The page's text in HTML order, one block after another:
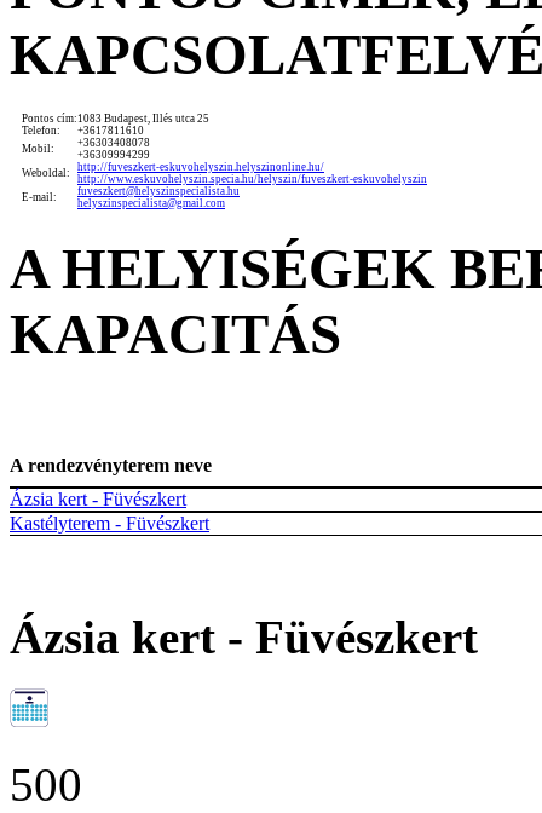
Pontos cím: 1083 Budapest, Illés utca 25
Telefon:
+3617811610
Mobil:
+36303408078
+36309994299
Weboldal:
http://fuveszkert-eskuvohelyszin.helyszinonline.hu/
http://www.eskuvohelyszin.specia.hu/helyszin/fuveszkert-eskuvohelyszin
E-mail:
fuveszkert@helyszinspecialista.hu
helyszinspecialista@gmail.com
A HELYISÉGEK
KAPACITÁS
A rendezvényterem neve
Ázsia kert - Füvészkert
Kastélyterem - Füvészkert
Ázsia kert - Füvészkert
500